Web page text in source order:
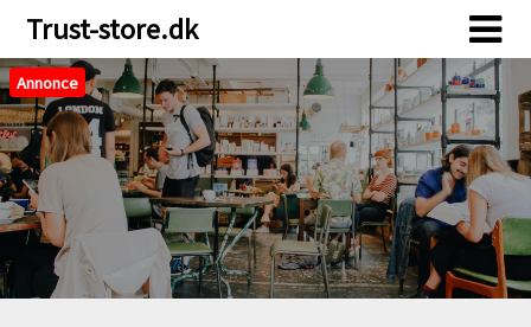
Skip
content
Skip
content
Trust-store.dk
Annonce